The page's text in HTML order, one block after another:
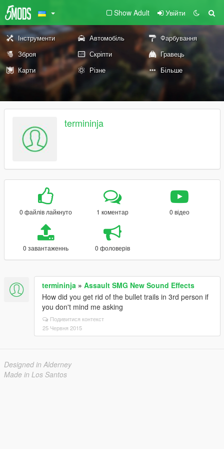
Show Adult Увійти
Інструменти Автомобіль
Фарбування
Зброя
Скріпти
Гравець
Карти
Різне Більше
termininja
0 файлів лайкнуто 1 коментар 0 відео
0 завантаженнь 0 фоловерів
termininja » Assault SMG New Sound Effects
How did you get rid of the bullet trails in 3rd person if
you don't mind me asking
Подивитися контекст
25 Червня 2015
Designed in Alderney
Made in Los Santos